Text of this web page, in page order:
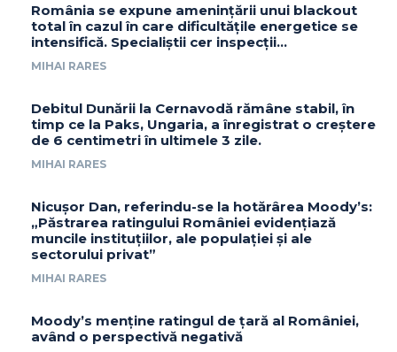
România se expune amenințării unui blackout
total în cazul în care dificultățile energetice se
intensifică. Specialiștii cer inspecții…
MIHAI RARES
Debitul Dunării la Cernavodă rămâne stabil, în
timp ce la Paks, Ungaria, a înregistrat o creștere
de 6 centimetri în ultimele 3 zile.
MIHAI RARES
Nicușor Dan, referindu-se la hotărârea Moody’s:
„Păstrarea ratingului României evidențiază
muncile instituțiilor, ale populației și ale
sectorului privat”
MIHAI RARES
Moody’s menține ratingul de țară al României,
având o perspectivă negativă